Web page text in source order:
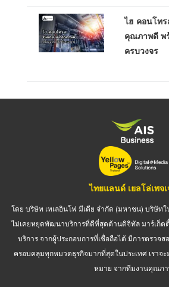
ไฮ คอนโท
คุณภาพดี พ
ครบวงจร
ไทยแลนด์ เยลโล่เพจ
โดย บริษัท เทเลอินโฟ มีเดีย จำกัด (มหาชน) บริษัทใ
ไม่เคยหยุดพัฒนาบริการที่ดีที่สุดด้านดิจิทัล มาร์เก็ต
บริการ จากผู้ประกอบการที่เชื่อถือได้ มีการตรวจ
ครอบคลุมทุกหมวดธุรกิจมากที่สุดในประเทศ เราจ
หมาย จากทีมงานคุณภ